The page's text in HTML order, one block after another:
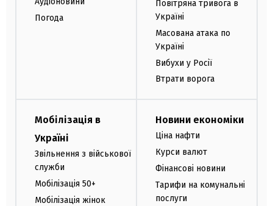
Погода
Повітряна тривога в
Україні
Масована атака по
Україні
Вибухи у Росії
Втрати ворога
Мобілізація в
Україні
Звільнення з військової
служби
Мобілізація 50+
Мобілізація жінок
Новини економіки
Ціна нафти
Курси валют
Фінансові новини
Тарифи на комунальні
послуги